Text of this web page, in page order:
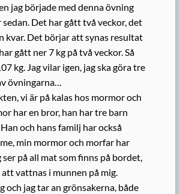
jag började med denna övning
Det har gått två veckor, det
kvar. Det börjar att synas resultat
gått ner 7 kg på två veckor. Så
kg. Jag vilar igen, jag ska göra tre
övningarna…
vi är på kalas hos mormor och
har en bror, han har tre barn
och hans familj har också
min mormor och morfar har
ser på all mat som finns på bordet,
vattnas i munnen på mig.
och jag tar an grönsakerna, både